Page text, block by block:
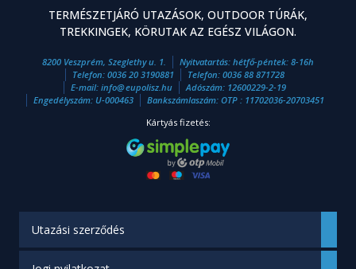
TERMÉSZETJÁRÓ UTAZÁSOK, OUTDOOR TÚRÁK,
TREKKINGEK, KÖRUTAK AZ EGÉSZ VILÁGON.
8200 Veszprém, Szeglethy u. 1.
Nyitvatartás: hétfő-péntek: 8-16h
Telefon: 0036 20 3190881 Telefon: 0036 88 871728
E-mail: info@eupolisz.hu
Adószám: 12600229-2-19
Engedélyszám: U-000463
Bankszámlaszám: OTP : 11702036-20703451
Kártyás fizetés:
Utazási szerződés